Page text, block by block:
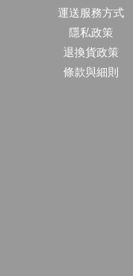
運送服務方式
隱私政策
退換貨政策
條款與細則